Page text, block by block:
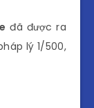
đã được ra
lý 1/500,